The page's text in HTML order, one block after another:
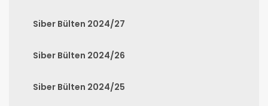
Siber Bülten 2024/27
Siber Bülten 2024/26
Siber Bülten 2024/25